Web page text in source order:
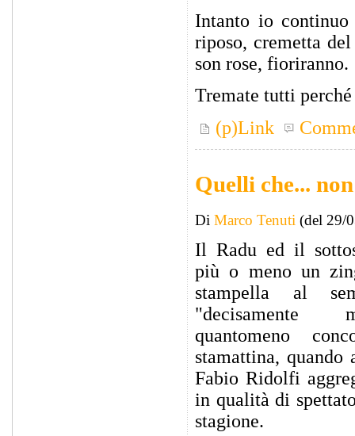
Intanto io
riposo, cremetta
son rose, fioriranno.
Tremate tutti
(p)Link
Quelli che...
Di Marco Tenuti (del 29/
Il Radu ed il
più o meno un
stampella al
"decisamente
quantomeno
stamattina,
Fabio Ridolfi
in qualità di
stagione.